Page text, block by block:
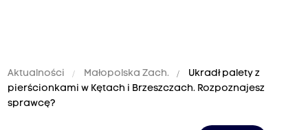
Aktualności Małopolska Zach.
Ukradł palety z
pierścionkami w Kętach i Brzeszczach. Rozpoznajesz
sprawcę?